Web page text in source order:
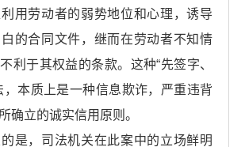
用劳动者的弱势地位和心理，诱导
的合同文件，继而在劳动者不知情
利于其权益的条款。这种“先签字、
，本质上是一种信息欺诈，严重违背
确立的诚实信用原则。
，司法机关在此案中的立场鲜明